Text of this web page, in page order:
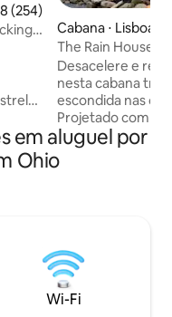
uma avaliação média de
(254)
|
・
Wi-
・
Cabana ⋅ Lisboa
The Rain House ~
Desacelere e
nesta cabana
escondida nas
Projetado com
limpas e tons
quarto e 1,5
descanso
e lavanderia, ele
moderno com
poucos minutos
Creek e de
em aluguel por
Ohio
Wi-Fi